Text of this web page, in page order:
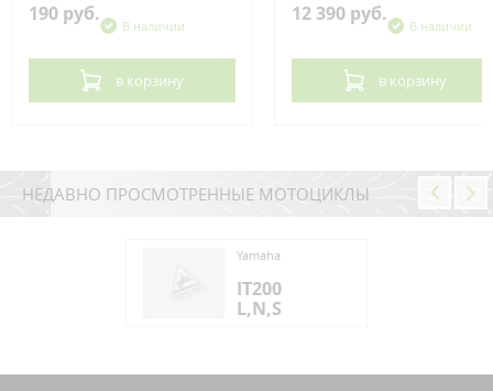
190 руб.
В наличии
в корзину
12 390 руб.
В наличии
в корзину
НЕДАВНО ПРОСМОТРЕННЫЕ МОТОЦИКЛЫ
Yamaha
IT200
L,N,S